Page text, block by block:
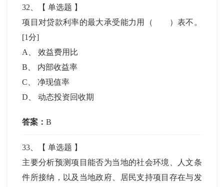
32 、【单选题 】
项目对贷款利率的最大承受能力用（ ）表不。
[1分]
A
、效益费用比
B
内部收益率
C 、净现值率
D 、动态投资回收期
答案：B
33 、【单选题 】
主要分析预测项目能否为当地的社会环境、人文条
件所接纳，以及当地政府、居民支持项目存在与发